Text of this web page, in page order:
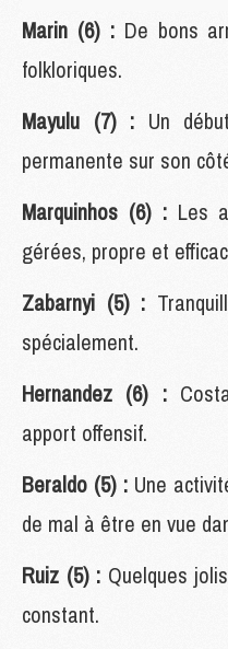
Marin (6) : De bons
folkloriques.
Mayulu (7) : Un
permanente sur son
Marquinhos (6) : Les
gérées, propre et
Zabarnyi (5) :
spécialement.
Hernandez (6) :
apport offensif.
Beraldo (5) : Une
de mal à être en vue
Ruiz (5) : Quelques
constant.